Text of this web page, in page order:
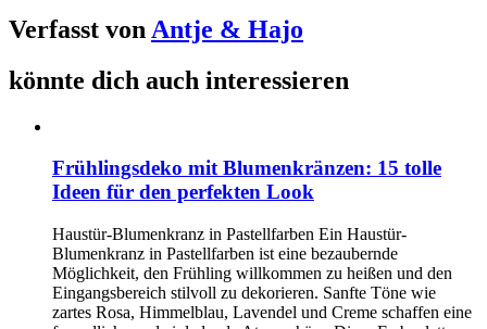
Verfasst von Antje & Hajo
könnte dich auch interessieren
Frühlingsdeko mit Blumenkränzen: 15 tolle
Ideen für den perfekten Look
Haustür-Blumenkranz in Pastellfarben Ein Haustür-
Blumenkranz in Pastellfarben ist eine bezaubernde
Möglichkeit, den Frühling willkommen zu heißen und den
Eingangsbereich stilvoll zu dekorieren. Sanfte Töne wie
zartes Rosa, Himmelblau, Lavendel und Creme schaffen eine